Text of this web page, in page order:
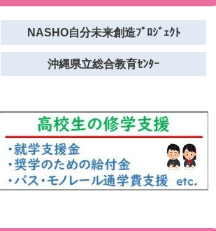
NASHO自分未来創造ﾌﾟﾛｼﾞｪｸﾄ
沖縄県立総合教育ｾﾝﾀｰ